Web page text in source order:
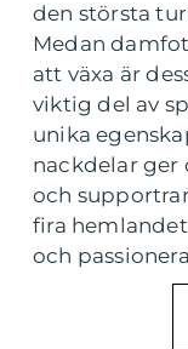
den största
Medan
att växa är
viktig del av
unika
nackdelar ger
och
fira
och